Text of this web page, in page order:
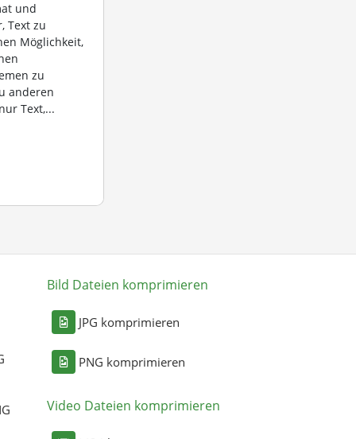
und
Text zu
Möglichkeit,
zu
anderen
Text,...
Bild Dateien komprimieren
JPG komprimieren
PNG komprimieren
Video Dateien komprimieren